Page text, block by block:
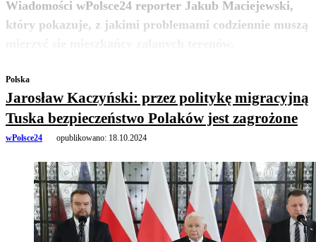
Wiadomości wPolsce24 reporter Jakub Maciejewski,
który pokazuje, z jakimi problemami codziennie muszą
zobacz więcej
Polska
Jarosław Kaczyński: przez politykę migracyjną
Tuska bezpieczeństwo Polaków jest zagrożone
wPolsce24 opublikowano: 18.10.2024